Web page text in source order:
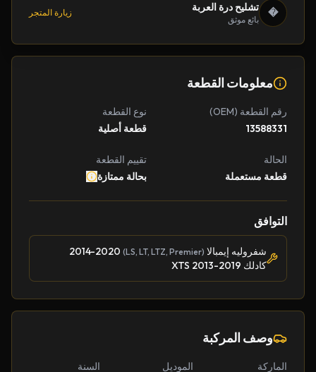
� تشليح درة العربة
بائع موثق
زيارة المتجر
معلومات القطعة
رقم القطعة (OEM)
13588331
نوع القطعة
قطعة أصلية
الحالة
قطعة مستعملة
تقييم القطعة
بحالة ممتازة
التوافق
شفروليه إيمبالا (LS, LT, LTZ, Premier)
كادلك XTS 2013-2019
وصف المركبة
الماركة الموديل السنة